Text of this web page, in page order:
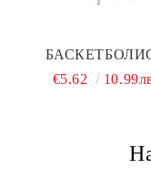
€5.62